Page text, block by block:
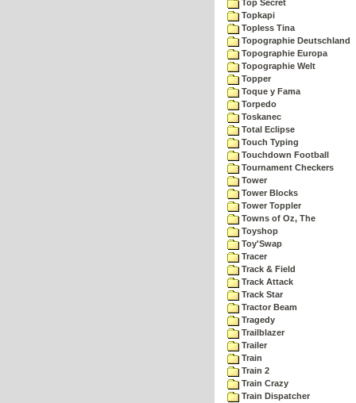
Top Secret
Topkapi
Topless Tina
Topographie Deutschland
Topographie Europa
Topographie Welt
Topper
Toque y Fama
Torpedo
Toskanec
Total Eclipse
Touch Typing
Touchdown Football
Tournament Checkers
Tower
Tower Blocks
Tower Toppler
Towns of Oz, The
Toyshop
Toy'Swap
Tracer
Track & Field
Track Attack
Track Star
Tractor Beam
Tragedy
Trailblazer
Trailer
Train
Train 2
Train Crazy
Train Dispatcher